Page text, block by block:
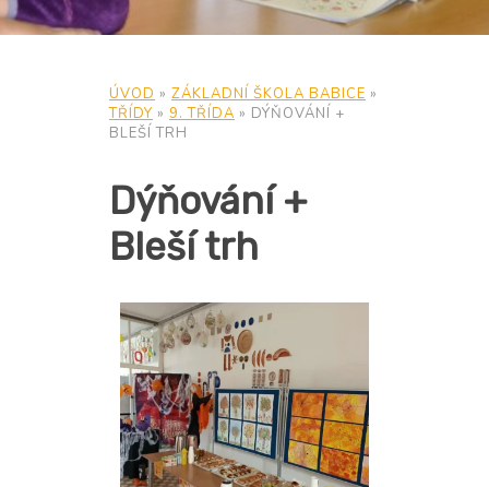
ÚVOD » ZÁKLADNÍ ŠKOLA BABICE »
TŘÍDY » 9. TŘÍDA » DÝŇOVÁNÍ +
BLEŠÍ TRH
Dýňování +
Bleší trh